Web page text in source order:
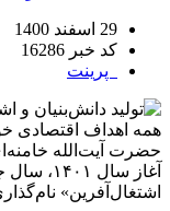
29 اسفند 1400
کد خبر 16286
پرینت
حضرت آیت‌الله
آغاز سال
اشتغال‌آفرین»